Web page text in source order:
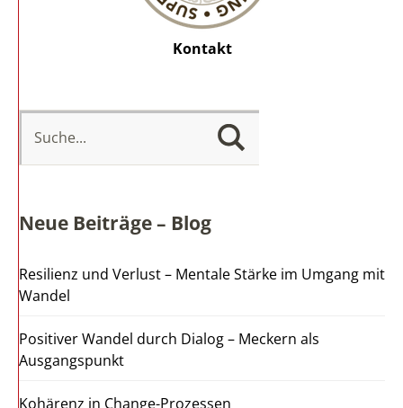
Kontakt
Neue Beiträge – Blog
Resilienz und Verlust – Mentale Stärke im Umgang mit
Wandel
Positiver Wandel durch Dialog – Meckern als
Ausgangspunkt
Kohärenz in Change-Prozessen